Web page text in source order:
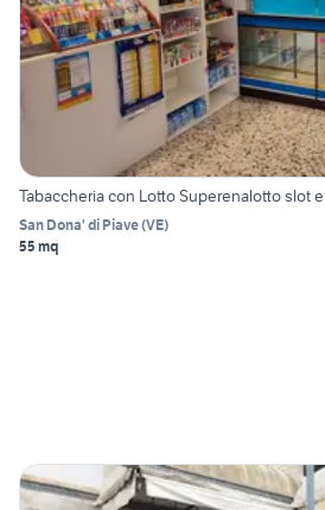
Tabaccheria con Lotto Superenalotto slot
San Dona' di Piave(VE)
55 mq